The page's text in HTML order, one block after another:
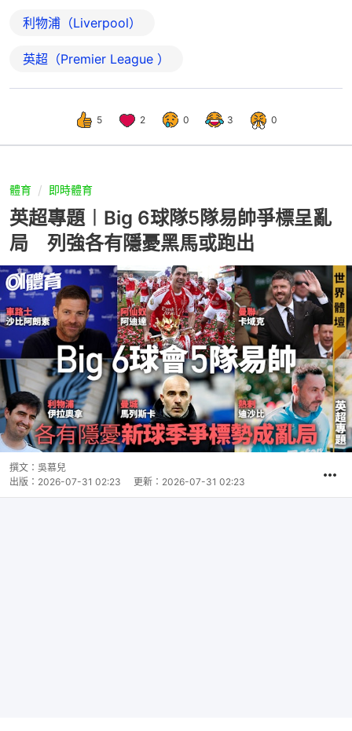
利物浦（Liverpool）
英超（Premier League ）
5 2 0 3 0
體育 即時體育
英超專題︱Big 6球隊5隊易帥爭標呈亂
局 列強各有隱憂黑馬或跑出
撰文： 吳慕兒
出版： 2026-07-31 02:23 更新： 2026-07-31 02:23